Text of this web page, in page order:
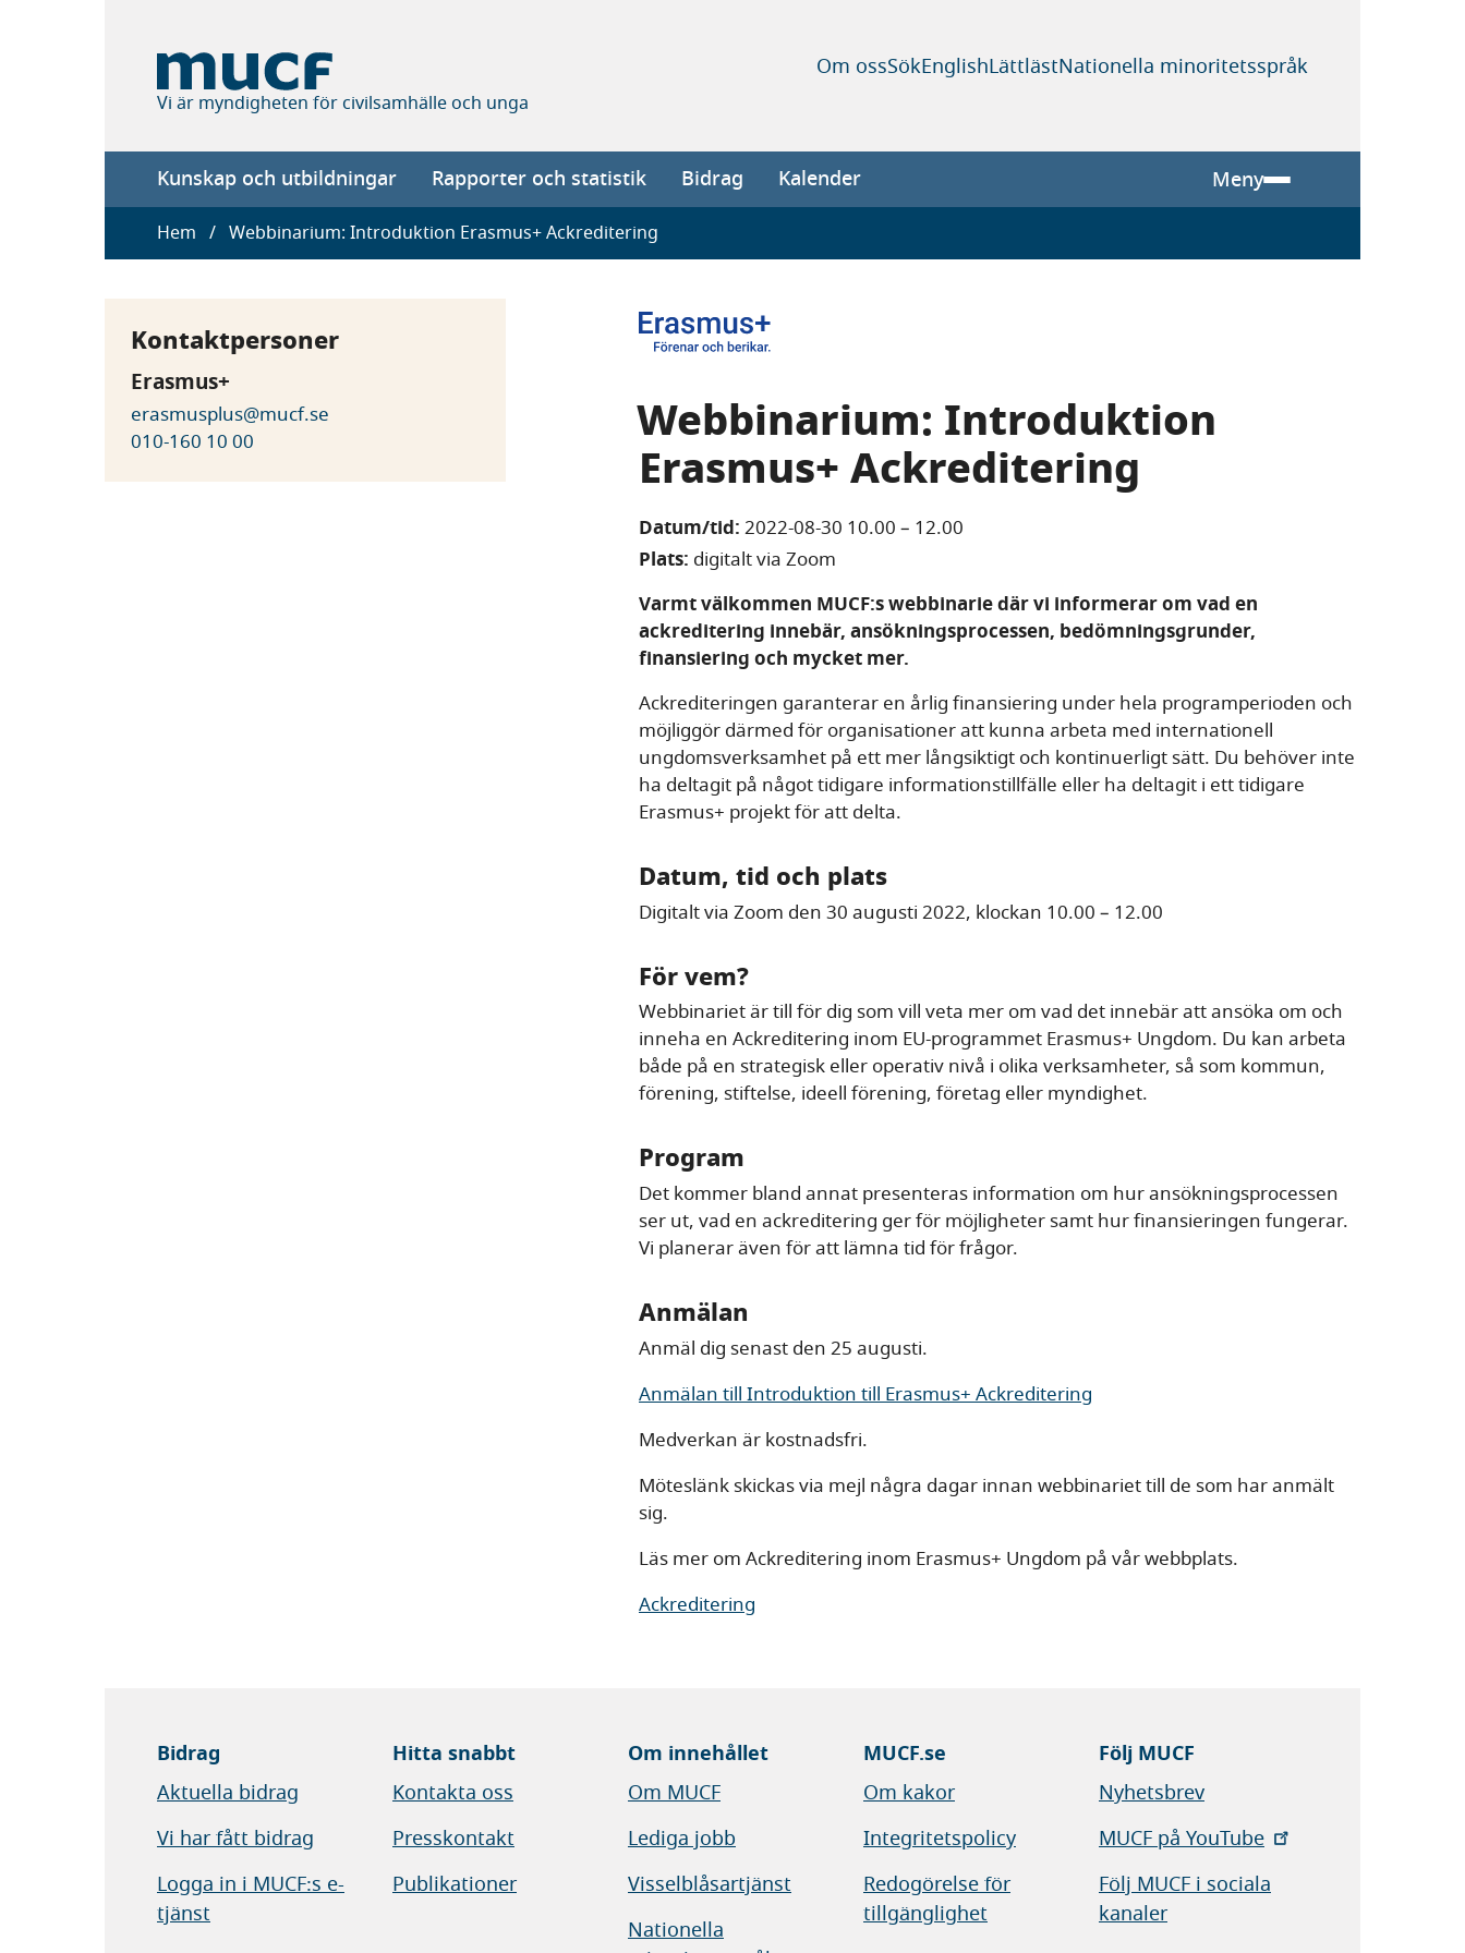
Vi är myndigheten för civilsamhälle och unga
Om ossSökEnglishLättlästNationella minoritetsspråk
Main
navigation
Kunskap och utbildningar Rapporter och statistik Bidrag Kalender Meny
Länkstig
Hem Webbinarium: Introduktion Erasmus+ Ackreditering
Kontaktpersoner
Erasmus+
erasmusplus@mucf.se
010-160 10 00
Webbinarium: Introduktion
Erasmus+ Ackreditering
Datum/tid: 2022-08-30 10.00 – 12.00
Plats: digitalt via Zoom
Varmt välkommen MUCF:s webbinarie där vi informerar om vad en
ackreditering innebär, ansökningsprocessen, bedömningsgrunder,
finansiering och mycket mer.
Ackrediteringen garanterar en årlig finansiering under hela programperioden och
möjliggör därmed för organisationer att kunna arbeta med internationell
ungdomsverksamhet på ett mer långsiktigt och kontinuerligt sätt. Du behöver inte
ha deltagit på något tidigare informationstillfälle eller ha deltagit i ett tidigare
Erasmus+ projekt för att delta.
Datum, tid och plats
Digitalt via Zoom den 30 augusti 2022, klockan 10.00 – 12.00
För vem?
Webbinariet är till för dig som vill veta mer om vad det innebär att ansöka om och
inneha en Ackreditering inom EU-programmet Erasmus+ Ungdom. Du kan arbeta
både på en strategisk eller operativ nivå i olika verksamheter, så som kommun,
förening, stiftelse, ideell förening, företag eller myndighet.
Program
Det kommer bland annat presenteras information om hur ansökningsprocessen
ser ut, vad en ackreditering ger för möjligheter samt hur finansieringen fungerar.
Vi planerar även för att lämna tid för frågor.
Anmälan
Anmäl dig senast den 25 augusti.
Anmälan till Introduktion till Erasmus+ Ackreditering
Medverkan är kostnadsfri.
Möteslänk skickas via mejl några dagar innan webbinariet till de som har anmält
sig.
Läs mer om Ackreditering inom Erasmus+ Ungdom på vår webbplats.
Ackreditering
Bidrag
Aktuella bidrag
Vi har fått bidrag
Logga in i MUCF:s e-
tjänst
Hitta snabbt
Kontakta oss
Presskontakt
Publikationer
Om innehållet
Om MUCF
Lediga jobb
Visselblåsartjänst
Nationella
MUCF.se
Om kakor
Integritetspolicy
Redogörelse för
tillgänglighet
Följ MUCF
Nyhetsbrev
MUCF på YouTube
Följ MUCF i sociala
kanaler